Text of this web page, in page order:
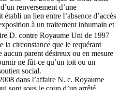
renversement d’une
un lien entre l’absence d’accès
à un traitement inhumain et
D. contre Royaume Uni de 1997
la circonstance que le requérant
aucun parent désireux ou en mesure
ne fût-ce qu’un toit ou un
social.
dans l’affaire N. c. Royaume
sont sous le coup d’un arrêté